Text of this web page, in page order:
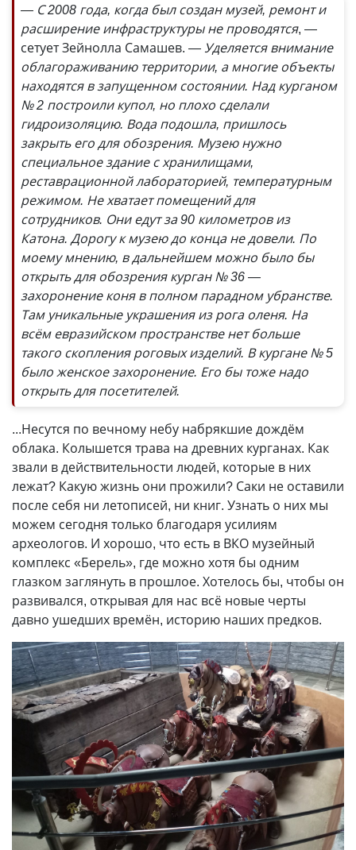
— С 2008 года, когда был создан музей, ремонт и
расширение инфраструктуры не проводятся, —
сетует Зейнолла Самашев. — Уделяется внимание
облагораживанию территории, а многие объекты
находятся в запущенном состоянии. Над курганом
№ 2 построили купол, но плохо сделали
гидроизоляцию. Вода подошла, пришлось
закрыть его для обозрения. Музею нужно
специальное здание с хранилищами,
реставрационной лабораторией, температурным
режимом. Не хватает помещений для
сотрудников. Они едут за 90 километров из
Катона. Дорогу к музею до конца не довели. По
моему мнению, в дальнейшем можно было бы
открыть для обозрения курган № 36 —
захоронение коня в полном парадном убранстве.
Там уникальные украшения из рога оленя. На
всём евразийском пространстве нет больше
такого скопления роговых изделий. В кургане № 5
было женское захоронение. Его бы тоже надо
открыть для посетителей.
...Несутся по вечному небу набрякшие дождём
облака. Колышется трава на древних курганах. Как
звали в действительности людей, которые в них
лежат? Какую жизнь они прожили? Саки не оставили
после себя ни летописей, ни книг. Узнать о них мы
можем сегодня только благодаря усилиям
археологов. И хорошо, что есть в ВКО музейный
комплекс «Берель», где можно хотя бы одним
глазком заглянуть в прошлое. Хотелось бы, чтобы он
развивался, открывая для нас всё новые черты
давно ушедших времён, историю наших предков.